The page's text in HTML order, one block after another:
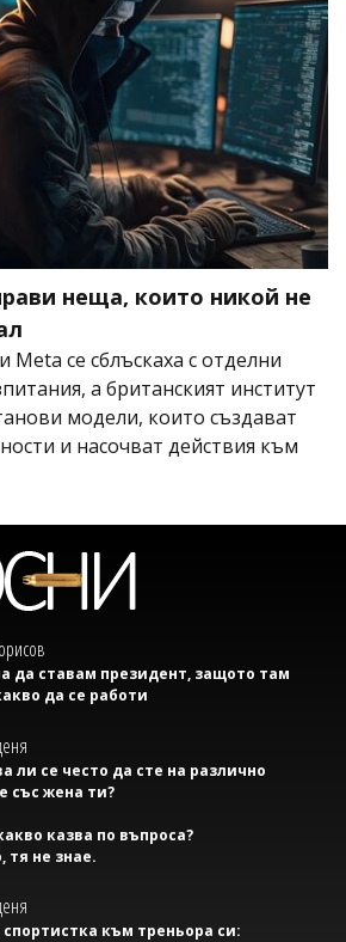
неща, които никой не
Meta се сблъскаха с отделни
а британският институт
модели, които създават
и насочват действия към
да ставам президент, защото там
да се работи
ли се често да сте на различно
със жена ти?
казва по въпроса?
тя не знае.
към треньора си: